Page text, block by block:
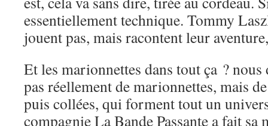
essentiellement technique. Tommy
jouent pas, mais racontent leur
Et les marionnettes dans tout ça ?
pas réellement de marionnettes, mais
puis collées, qui forment tout un
compagnie La Bande Passante a fait sa